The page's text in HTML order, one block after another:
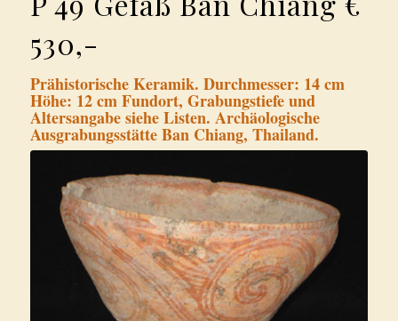
530,-
Prähistorische Keramik. Durchmesser: 14 cm
Höhe: 12 cm Fundort, Grabungstiefe und
Altersangabe siehe Listen. Archäologische
Ausgrabungsstätte Ban Chiang, Thailand.